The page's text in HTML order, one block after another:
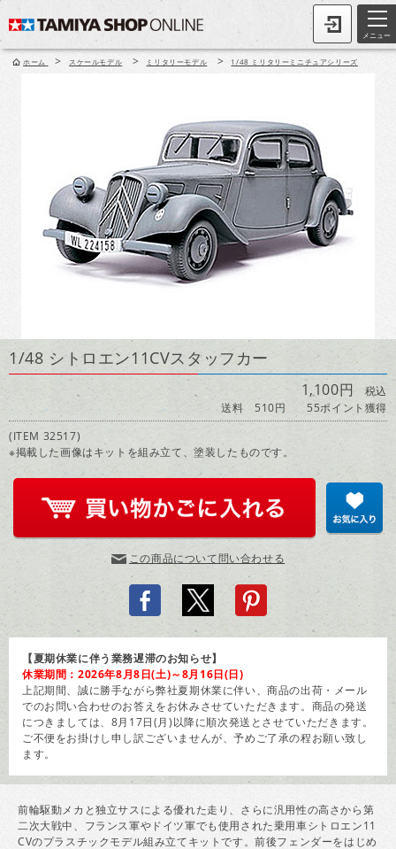
メニュー
ホーム > スケールモデル > ミリタリーモデル > 1/48 ミリタリーミニチュアシリーズ
1/48 シトロエン11CVスタッフカー
1,100円 税込
送料 510円
55ポイント獲得
(ITEM 32517)
※掲載した画像はキットを組み立て、塗装したものです。
この商品について問い合わせる
【夏期休業に伴う業務遅滞のお知らせ】
休業期間：2026年8月8日(土)～8月16日(日)
上記期間、誠に勝手ながら弊社夏期休業に伴い、商品の出荷・メール
でのお問い合わせのお答えをお休みさせていただきます。商品の発送
につきましては、8月17日(月)以降に順次発送とさせていただきます。
ご不便をお掛けし申し訳ございませんが、予めご了承の程お願い致し
ます。
前輪駆動メカと独立サスによる優れた走り、さらに汎用性の高さから第
二次大戦中、フランス軍やドイツ軍でも使用された乗用車シトロエン11
CVのプラスチックモデル組み立てキットです。前後フェンダーをはじめ